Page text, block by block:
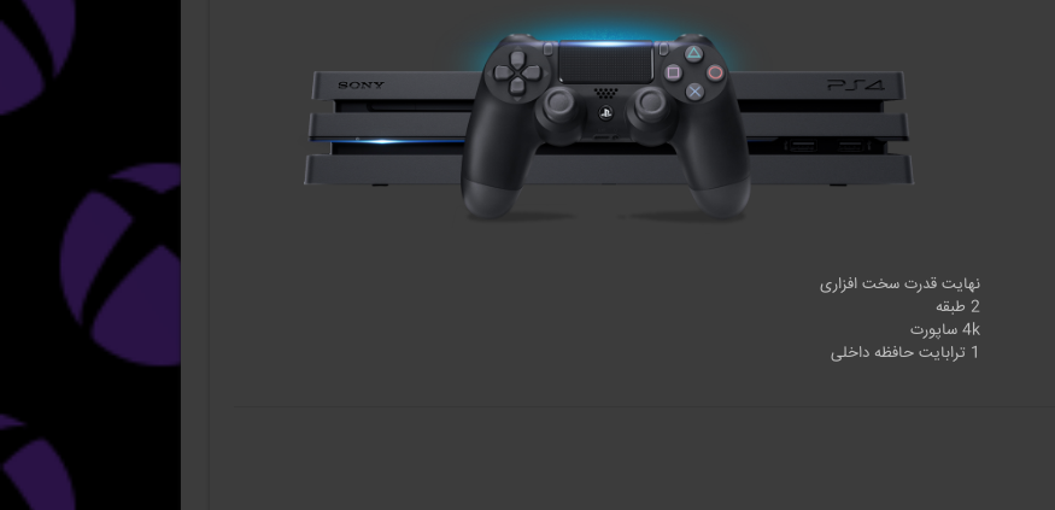
نهایت قدرت سخت افزاری
2 طبقه
4k ساپورت
1 ترابایت حافظه داخلی